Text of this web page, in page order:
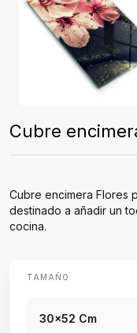
Cubre
Cubre encimera Flores
destinado a añadir un
cocina.
TAMAÑO
30x52 Cm